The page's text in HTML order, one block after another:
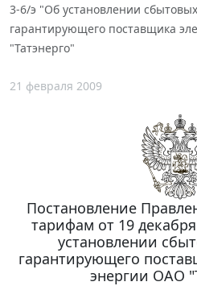
3-6/э "Об установлении
гарантирующего поставщика
"Татэнерго"
21 февраля 2009
Постановление
тарифам от 19
установлении
гарантирующего
энергии ОАО